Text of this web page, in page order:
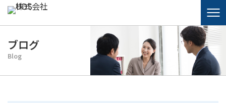
ブログ
Blog